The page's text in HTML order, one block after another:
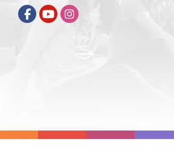
FacebookYoutube